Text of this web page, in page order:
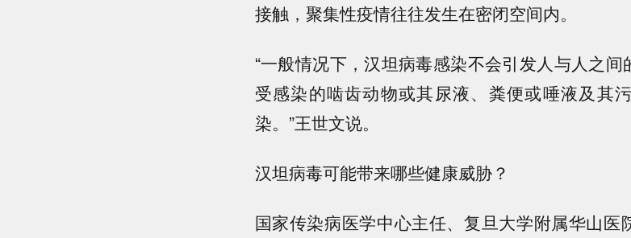
接触，聚集性疫情往往发生在密闭空间内。
“一般情况下，汉坦病毒感染不会引发人与人之
受感染的啮齿动物或其尿液、粪便或唾液及其
染。”王世文说。
汉坦病毒可能带来哪些健康威胁？
国家传染病医学中心主任、复旦大学附属华山医